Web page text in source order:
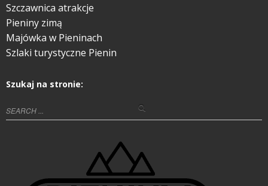
Szczawnica atrakcje
Pieniny zimą
Majówka w Pieninach
Szlaki turystyczne Pienin
Szukaj na stronie: